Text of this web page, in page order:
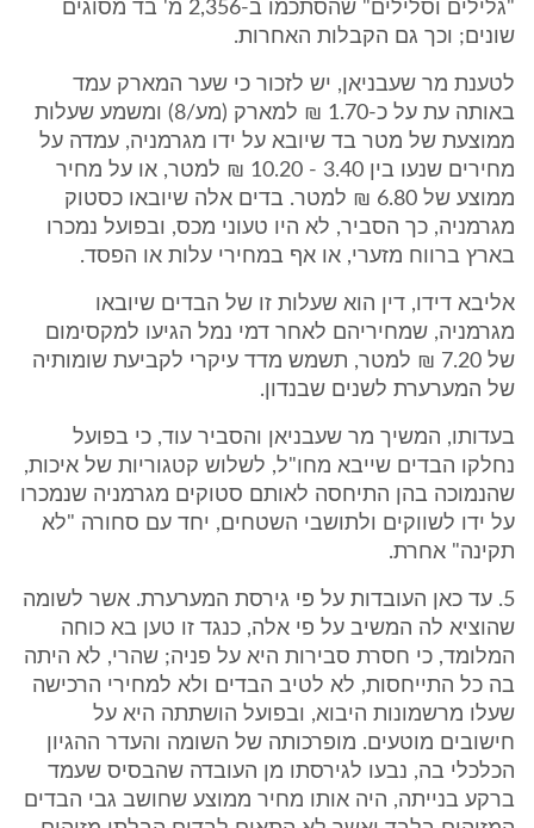
"גלילים וסלילים" שהסתכמו ב-2,356 מ' בד מסוגים
שונים; וכך גם הקבלות האחרות.
לטענת מר שעבניאן, יש לזכור כי שער המארק עמד
באותה עת על כ-1.70 ₪ למארק (מע/8) ומשמע שעלות
ממוצעת של מטר בד שיובא על ידו מגרמניה, עמדה על
מחירים שנעו בין 3.40 - 10.20 ₪ למטר, או על מחיר
ממוצע של 6.80 ₪ למטר. בדים אלה שיובאו כסטוק
מגרמניה, כך הסביר, לא היו טעוני מכס, ובפועל נמכרו
בארץ ברווח מזערי, או אף במחירי עלות או הפסד.
אליבא דידו, דין הוא שעלות זו של הבדים שיובאו
מגרמניה, שמחיריהם לאחר דמי נמל הגיעו למקסימום
של 7.20 ₪ למטר, תשמש מדד עיקרי לקביעת שומותיה
של המערערת לשנים שבנדון.
בעדותו, המשיך מר שעבניאן והסביר עוד, כי בפועל
נחלקו הבדים שייבא מחו"ל, לשלוש קטגוריות של איכות,
שהנמוכה בהן התיחסה לאותם סטוקים מגרמניה שנמכרו
על ידו לשווקים ולתושבי השטחים, יחד עם סחורה "לא
תקינה" אחרת.
5. עד כאן העובדות על פי גירסת המערערת. אשר לשומה
שהוציא לה המשיב על פי אלה, כנגד זו טען בא כוחה
המלומד, כי חסרת סבירות היא על פניה; שהרי, לא היתה
בה כל התייחסות, לא לטיב הבדים ולא למחירי הרכישה
שעלו מרשמונות היבוא, ובפועל הושתתה היא על
חישובים מוטעים. מופרכותה של השומה והעדר ההגיון
הכלכלי בה, נבעו לגירסתו מן העובדה שהבסיס שעמד
ברקע בנייתה, היה אותו מחיר ממוצע שחושב גבי הבדים